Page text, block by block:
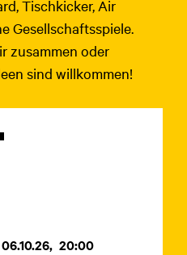
Tischkicker, Air
Gesellschaftsspiele.
zusammen oder
sind willkommen!
06.10.26, 20:00